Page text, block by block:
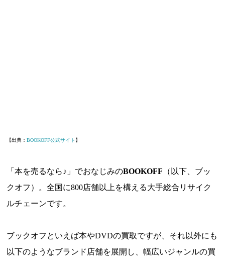
【出典：BOOKOFF公式サイト 】
「本を売るなら♪」でおなじみのBOOKOFF （以下、ブッ
クオフ）。全国に800店舗以上を構える大手総合リサイク
ルチェーンです。
ブックオフといえば本やDVDの買取ですが、それ以外にも
以下のようなブランド店舗を展開し、幅広いジャンルの買